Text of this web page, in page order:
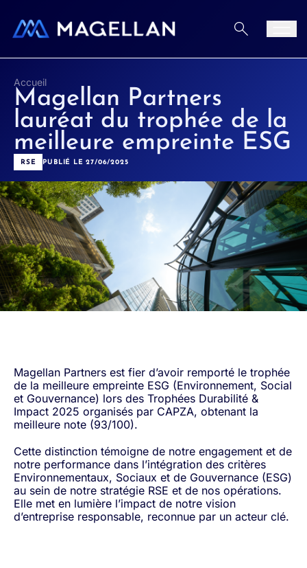
Accueil
Magellan Partners
lauréat du trophée de la
meilleure empreinte ESG
RSE PUBLIÉ LE 27/06/2025
Magellan Partners est fier d’avoir remporté le trophée
de la meilleure empreinte ESG (Environnement, Social
et Gouvernance) lors des Trophées Durabilité &
Impact 2025 organisés par CAPZA, obtenant la
meilleure note (93/100).
Cette distinction témoigne de notre engagement et de
notre performance dans l’intégration des critères
Environnementaux, Sociaux et de Gouvernance (ESG)
au sein de notre stratégie RSE et de nos opérations.
Elle met en lumière l’impact de notre vision
d’entreprise responsable, reconnue par un acteur clé.